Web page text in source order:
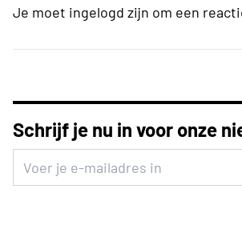
Je moet ingelogd zijn om een
Schrijf je nu in voor onze